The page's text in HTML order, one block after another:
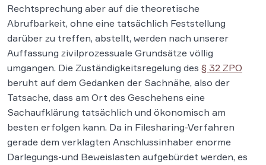
Rechtsprechung aber auf die theoretische
Abrufbarkeit, ohne eine tatsächlich Feststellung
darüber zu treffen, abstellt, werden nach unserer
Auffassung zivilprozessuale Grundsätze völlig
umgangen. Die Zuständigkeitsregelung des § 32 ZPO
beruht auf dem Gedanken der Sachnähe, also der
Tatsache, dass am Ort des Geschehens eine
Sachaufklärung tatsächlich und ökonomisch am
besten erfolgen kann. Da in Filesharing-Verfahren
gerade dem verklagten Anschlussinhaber enorme
Darlegungs-und Beweislasten aufgebürdet werden, es